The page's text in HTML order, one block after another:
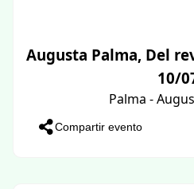
Augusta Palma, Del
10/
Palma -
Compartir evento